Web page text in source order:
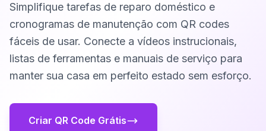
Simplifique tarefas de reparo doméstico e
cronogramas de manutenção com QR codes
fáceis de usar. Conecte a vídeos instrucionais,
listas de ferramentas e manuais de serviço para
manter sua casa em perfeito estado sem esforço.
Criar QR Code Grátis